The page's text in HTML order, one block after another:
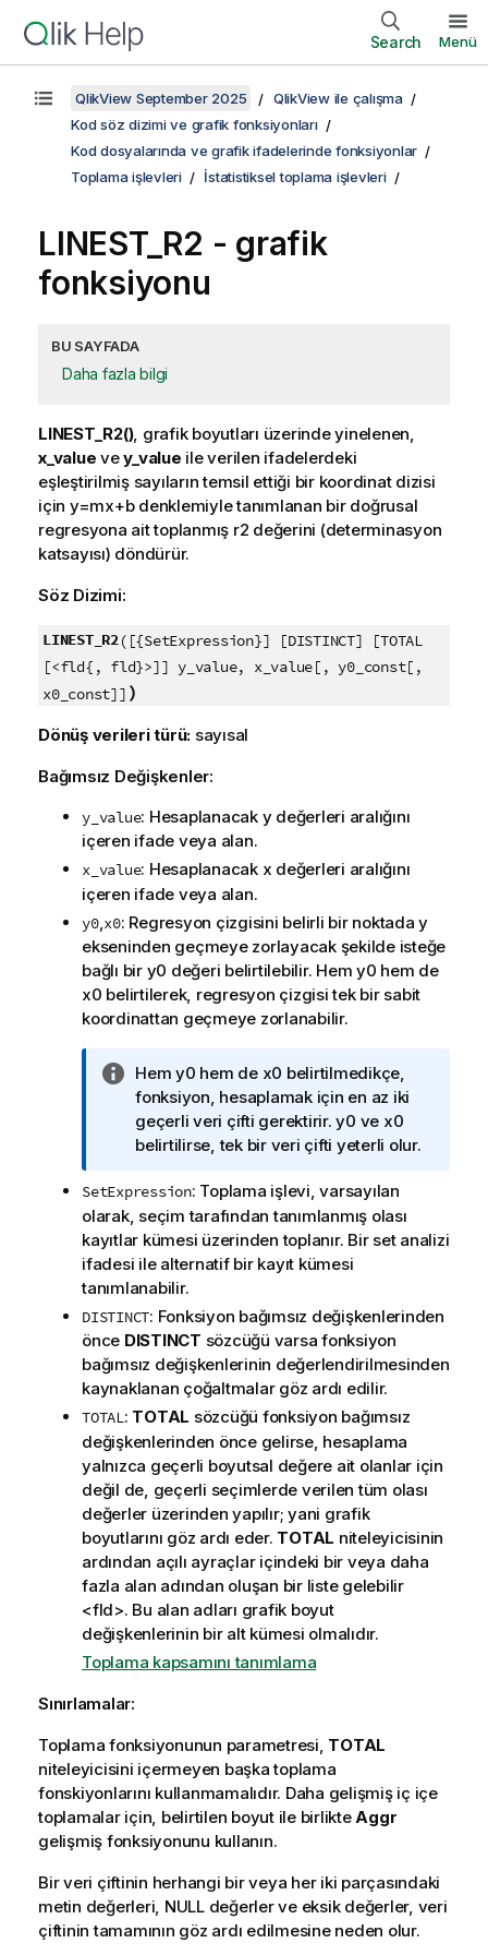
Search Menü
QlikView September 2025
QlikView ile çalışma
Kod söz dizimi ve grafik fonksiyonları
Kod dosyalarında ve grafik ifadelerinde fonksiyonlar
Toplama işlevleri
İstatistiksel toplama işlevleri
LINEST_R2 - grafik
fonksiyonu
BU SAYFADA
Daha fazla bilgi
LINEST_R2(), grafik boyutları üzerinde yinelenen,
x_value vey_value ile verilen ifadelerdeki
eşleştirilmiş sayıların temsil ettiği bir koordinat dizisi
için y=mx+bdenklemiyle tanımlanan bir doğrusal
regresyona ait toplanmış r2 değerini (determinasyon
katsayısı) döndürür.
Söz Dizimi:
LINEST_R2([{SetExpression}] [DISTINCT] [TOTAL
[<fld{, fld}>]] y_value, x_value[, y0_const[,
x0_const]] )
Dönüş verileri türü: sayısal
Bağımsız Değişkenler:
y_value: Hesaplanacak ydeğerleri aralığını
içeren ifade veya alan.
x_value: Hesaplanacak x değerleri aralığını
içeren ifade veya alan.
y0,x0: Regresyon çizgisini belirli bir noktada y
ekseninden geçmeye zorlayacak şekilde isteğe
bağlı bir y0 değeri belirtilebilir. Hem y0 hem de
x0 belirtilerek, regresyon çizgisi tek bir sabit
koordinattan geçmeye zorlanabilir.
B
i
l
g
n
o
t
u
Hem y0 hem de x0 belirtilmedikçe,
fonksiyon, hesaplamak için en az iki
geçerli veri çifti gerektirir.y0 ve x0
belirtilirse, tek bir veri çifti yeterli olur.
SetExpression: Toplama işlevi, varsayılan
olarak, seçim tarafından tanımlanmış olası
kayıtlar kümesi üzerinden toplanır. Bir set analizi
ifadesi ile alternatif bir kayıt kümesi
tanımlanabilir.
DISTINCT: Fonksiyon bağımsız değişkenlerinden
önce DISTINCT sözcüğü varsa fonksiyon
bağımsız değişkenlerinin değerlendirilmesinden
kaynaklanan çoğaltmalar göz ardı edilir.
TOTAL: TOTAL sözcüğü fonksiyon bağımsız
değişkenlerinden önce gelirse, hesaplama
yalnızca geçerli boyutsal değere ait olanlar için
değil de, geçerli seçimlerde verilen tüm olası
değerler üzerinden yapılır; yani grafik
boyutlarını göz ardı eder. TOTAL niteleyicisinin
ardından açılı ayraçlar içindeki bir veya daha
fazla alan adından oluşan bir liste gelebilir
<fld>. Bu alan adları grafik boyut
değişkenlerinin bir alt kümesi olmalıdır.
Toplama kapsamını tanımlama
Sınırlamalar:
Toplama fonksiyonunun parametresi, TOTAL
niteleyicisini içermeyen başka toplama
fonskiyonlarını kullanmamalıdır. Daha gelişmiş iç içe
toplamalar için, belirtilen boyut ile birlikte Aggr
gelişmiş fonksiyonunu kullanın.
Bir veri çiftinin herhangi bir veya her iki parçasındaki
metin değerleri, NULLdeğerler ve eksik değerler, veri
çiftinin tamamının göz ardı edilmesine neden olur.